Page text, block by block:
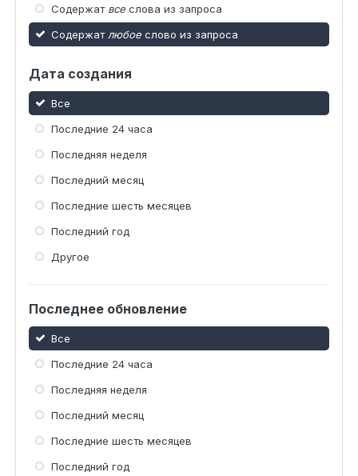
Содержат все слова из запроса
Содержат любое слово из запроса
Дата создания
Все
Последние 24 часа
Последняя неделя
Последний месяц
Последние шесть месяцев
Последний год
Другое
Последнее обновление
Все
Последние 24 часа
Последняя неделя
Последний месяц
Последние шесть месяцев
Последний год